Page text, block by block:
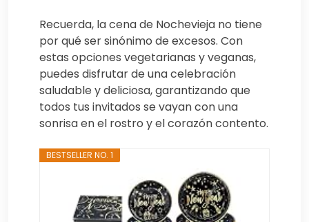
Recuerda, la cena de Nochevieja no tiene
por qué ser sinónimo de excesos. Con
estas opciones vegetarianas y veganas,
puedes disfrutar de una celebración
saludable y deliciosa, garantizando que
todos tus invitados se vayan con una
sonrisa en el rostro y el corazón contento.
BESTSELLER NO. 1